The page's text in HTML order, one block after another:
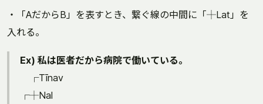
・「AだからB」を表すとき、繋ぐ線の中間に「┼Lat」を
入れる。
Ex) 私は医者だから病院で働いている。
┌Tīnav
┌┼Nal